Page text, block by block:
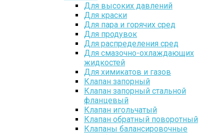
Для высоких давлений
Для краски
Для пара и горячих сред
Для продувок
Для распределения сред
Для смазочно-охлаждающих
жидкостей
Для химикатов и газов
Клапан запорный
Клапан запорный стальной
фланцевый
Клапан игольчатый
Клапан обратный поворотный
Клапаны балансировочные